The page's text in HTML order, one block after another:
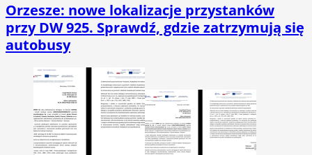
Orzesze: nowe lokalizacje przystanków
przy DW 925. Sprawdź, gdzie zatrzymują się
autobusy